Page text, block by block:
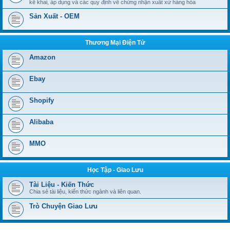
kê khai, áp dụng và các quy định về chứng nhận xuất xứ hàng hóa
Sản Xuất - OEM
Thương Mại Điện Tử
Amazon
Ebay
Shopify
Alibaba
MMO
Học Tập - Giao Lưu
Tài Liệu - Kiến Thức
Chia sẻ tài liệu, kiến thức ngành và liên quan.
Trò Chuyện Giao Lưu